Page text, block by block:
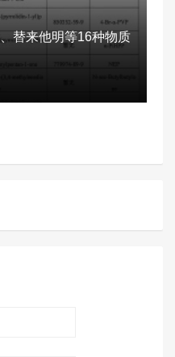
替来他明等16种物质